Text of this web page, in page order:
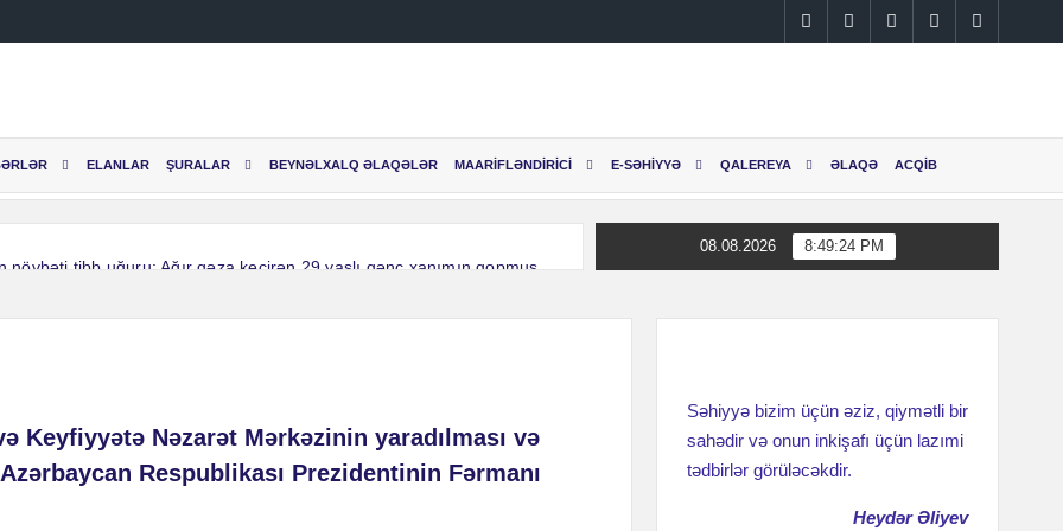
InstagramFacebookLinkedinTwitter
ELANLAR ŞURALAR BEYNƏLXALQ ƏLAQƏLƏR MAARİFLƏNDİRİCİ E-SƏHİYYƏ QALEREYA ƏLAQƏ ACQİB
tibb uğuru: Ağır qəza keçirən 29 yaşlı gənc xanımın qopmuş
əməkdaşları Səhiyyə Nazirliyi tərəfindən təltif olunublar.
Mərkəzi 2026-cı il üçün doktoranturaya qəbul ELAN EDİR
həsr olunmuş tədbir keçirilib
08.08.2026 8:49:24 PM
Keyfiyyətə Nəzarət Mərkəzinin yaradılması və
Respublikası Prezidentinin Fərmanı
Səhiyyə bizim üçün əziz, qiymətli bir
sahədir və onun inkişafı üçün lazımi
tədbirlər görüləcəkdir.
Heydər Əliyev